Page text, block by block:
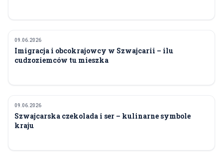
LUDNOŚĆ I KULTURA
09.06.2026
Imigracja i obcokrajowcy w Szwajcarii – ilu
cudzoziemców tu mieszka
LUDNOŚĆ I KULTURA
09.06.2026
Szwajcarska czekolada i ser – kulinarne symbole
kraju